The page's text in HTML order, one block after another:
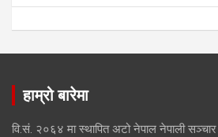
हाम्रो बारेमा
वि.सं. २०६४ मा स्थापित अटो नेपाल नेपाली